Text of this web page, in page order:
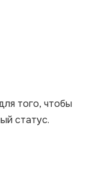
того, чтобы
статус.